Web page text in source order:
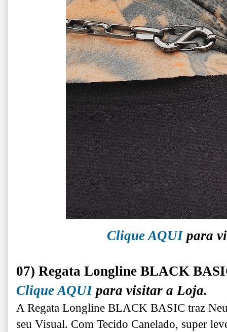
Clique AQUIpara
07) Regata Longline BLACK
Clique AQUIpara visitar a Loja.
A Regata Longline BLACK BASIC traz
seu Visual. Com Tecido Canelado, super